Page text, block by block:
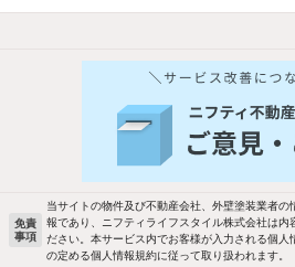
他の人はこんな条件で絞り込んでいま
バス・トイレ別
駐車場あり
洗濯機置場あり
免責
事項
当サイトの物件及び不動産会社、外壁塗装業者
報であり、ニフティライフスタイル株式会社は内
ださい。本サービス内でお客様が入力される個
の定める個人情報規約に従って取り扱われます。